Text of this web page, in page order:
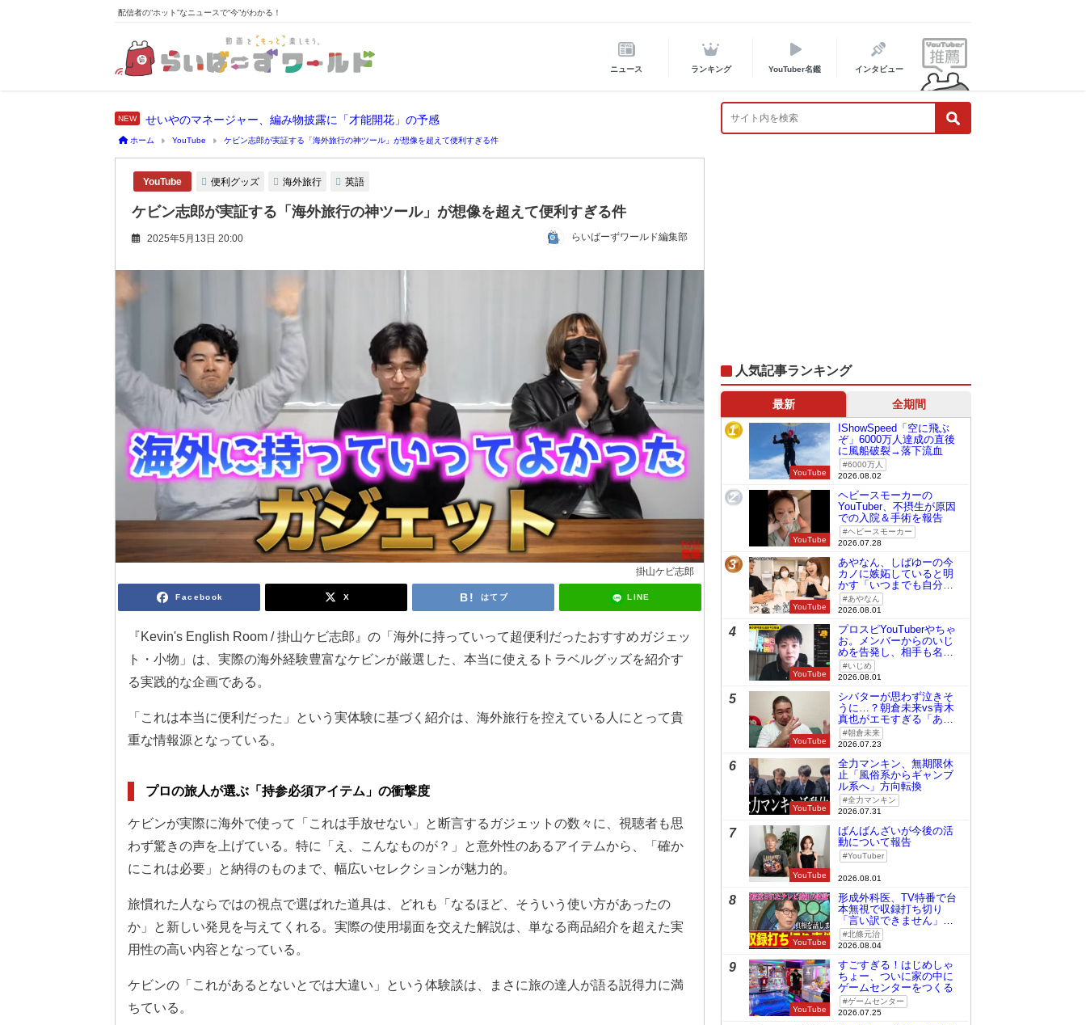
配信者の“ホット”なニュースで“今”がわかる！
ニュース ランキング YouTuber名鑑 インタビュー
せいやのマネージャー、編み物披露に「才能開花」の予感
ホーム YouTube ケビン志郎が実証する「海外旅行の神ツール」が想像を超えて便利すぎる件
YouTube 便利グッズ 海外旅行 英語
ケビン志郎が実証する「海外旅行の神ツール」が想像を超えて便利すぎる件
2025年5月13日 20:00 らいばーずワールド編集部
掛山ケビ志郎
Facebook X はてブ LINE
『Kevin's English Room / 掛山ケビ志郎』の「海外に持っていって超便利だったおすすめガジェッ
ト・小物」は、実際の海外経験豊富なケビンが厳選した、本当に使えるトラベルグッズを紹介す
る実践的な企画である。
「これは本当に便利だった」という実体験に基づく紹介は、海外旅行を控えている人にとって貴
重な情報源となっている。
プロの旅人が選ぶ「持参必須アイテム」の衝撃度
ケビンが実際に海外で使って「これは手放せない」と断言するガジェットの数々に、視聴者も思
わず驚きの声を上げている。特に「え、こんなものが？」と意外性のあるアイテムから、「確か
にこれは必要」と納得のものまで、幅広いセレクションが魅力的。
旅慣れた人ならではの視点で選ばれた道具は、どれも「なるほど、そういう使い方があったの
か」と新しい発見を与えてくれる。実際の使用場面を交えた解説は、単なる商品紹介を超えた実
用性の高い内容となっている。
ケビンの「これがあるとないとでは大違い」という体験談は、まさに旅の達人が語る説得力に満
ちている。
人気記事ランキング
最新 全期間
1
YouTube
IShowSpeed「空に飛ぶ
ぞ」6000万人達成の直後
に風船破裂→落下流血
6000万人
2026.08.02
2
YouTube
ヘビースモーカーの
YouTuber、不摂生が原因
での入院＆手術を報告
ヘビースモーカー
2026.07.28
3
YouTube
あやなん、しばゆーの今
カノに嫉妬していると明
かす「いつまでも自分の
ものみたいに…」
あやなん
2026.08.01
4
YouTube
プロスピYouTuberやちゃ
お。メンバーからのいじ
めを告発し、相手も名指
しで批判
いじめ
2026.08.01
5
YouTube
シバターが思わず泣きそ
うに…？朝倉未来vs青木
真也がエモすぎる「あの
時の桜庭和志は今の青木
真也」
朝倉未来
2026.07.23
6
YouTube
全力マンキン、無期限休
止「風俗系からギャンブ
ル系へ」方向転換
全力マンキン
2026.07.31
7
YouTube
ばんばんざいが今後の活
動について報告
YouTuber
2026.08.01
8
YouTube
形成外科医、TV特番で台
本無視で収録打ち切り
「言い訳できません」と
謝罪北條元治
2026.08.04
9
YouTube
すごすぎる！はじめしゃ
ちょー、ついに家の中に
ゲームセンターをつくる
ゲームセンター
2026.07.25